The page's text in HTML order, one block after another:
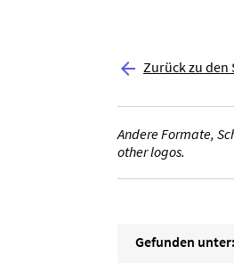
 Zurück zu den
Andere Formate,
other logos.
Gefunden unter: